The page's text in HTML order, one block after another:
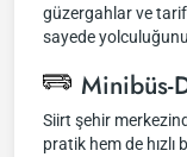
güzergahlar ve
sayede
Minibüs-
Siirt şehir
pratik hem de